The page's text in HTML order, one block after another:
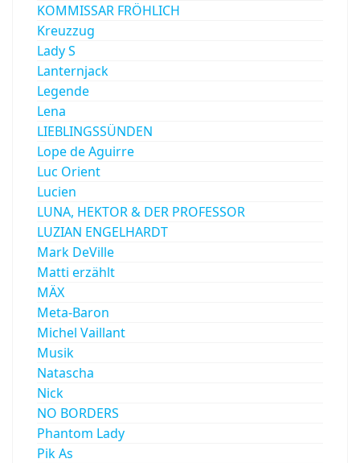
KOMMISSAR FRÖHLICH
Kreuzzug
Lady S
Lanternjack
Legende
Lena
LIEBLINGSSÜNDEN
Lope de Aguirre
Luc Orient
Lucien
LUNA, HEKTOR & DER PROFESSOR
LUZIAN ENGELHARDT
Mark DeVille
Matti erzählt
MÄX
Meta-Baron
Michel Vaillant
Musik
Natascha
Nick
NO BORDERS
Phantom Lady
Pik As